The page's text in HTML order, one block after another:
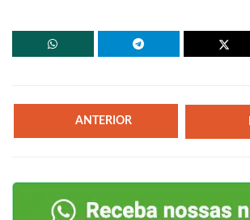
ANTERIOR